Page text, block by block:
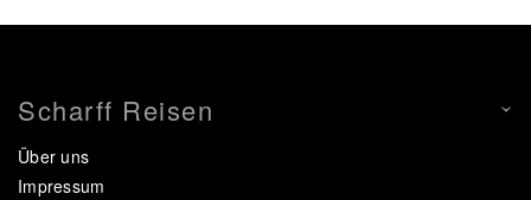
Scharff Reisen
Über uns
Impressum